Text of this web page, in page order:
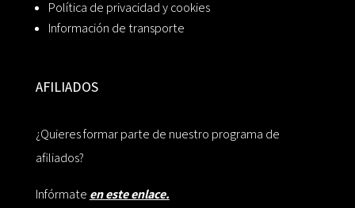
Política de privacidad y cookies
Información de transporte
AFILIADOS
¿Quieres formar parte de nuestro programa de
afiliados?
Infórmate en este enlace.